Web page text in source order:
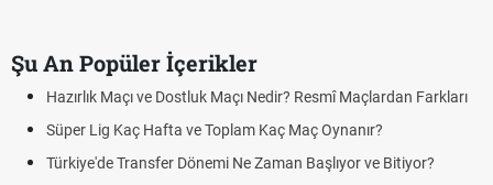
Şu An Popüler İçerikler
Hazırlık Maçı ve Dostluk Maçı Nedir? Resmî Maçlardan Farkları
Süper Lig Kaç Hafta ve Toplam Kaç Maç Oynanır?
Türkiye'de Transfer Dönemi Ne Zaman Başlıyor ve Bitiyor?